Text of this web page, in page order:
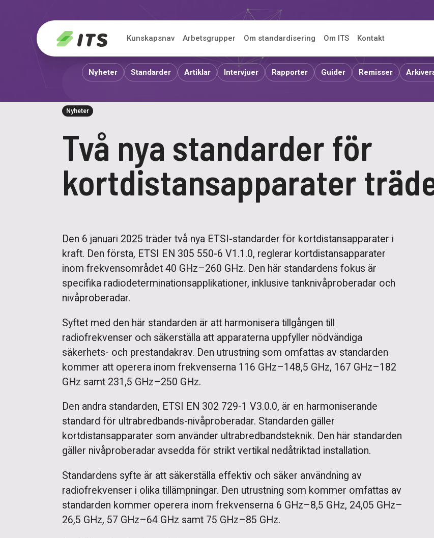
Kunskapsnav Arbetsgrupper Om standardisering Om ITS Kontakt
Nyheter Standarder Artiklar Intervjuer Rapporter Guider Remisser
Nyheter
Två nya standarder för
kortdistansapparater
Den 6 januari 2025 träder två nya ETSI-standarder för kortdistansapparater i
kraft. Den första, ETSI EN 305 550-6 V1.1.0, reglerar kortdistansapparater
inom frekvensområdet 40 GHz–260 GHz. Den här standardens fokus är
specifika radiodeterminationsapplikationer, inklusive tanknivåproberadar och
nivåproberadar.
Syftet med den här standarden är att harmonisera tillgången till
radiofrekvenser och säkerställa att apparaterna uppfyller nödvändiga
säkerhets- och prestandakrav. Den utrustning som omfattas av standarden
kommer att operera inom frekvenserna 116 GHz–148,5 GHz, 167 GHz–182
GHz samt 231,5 GHz–250 GHz.
Den andra standarden, ETSI EN 302 729-1 V3.0.0, är en harmoniserande
standard för ultrabredbands-nivåproberadar. Standarden gäller
kortdistansapparater som använder ultrabredbandsteknik. Den här standarden
gäller nivåproberadar avsedda för strikt vertikal nedåtriktad installation.
Standardens syfte är att säkerställa effektiv och säker användning av
radiofrekvenser i olika tillämpningar. Den utrustning som kommer omfattas av
standarden kommer operera inom frekvenserna 6 GHz–8,5 GHz, 24,05 GHz–
26,5 GHz, 57 GHz–64 GHz samt 75 GHz–85 GHz.